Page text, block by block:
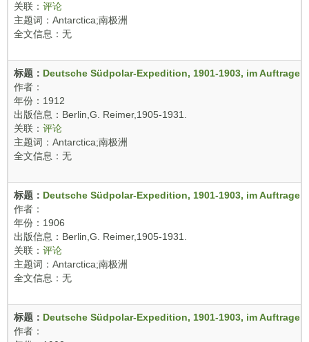
关联： 评论
主题词：Antarctica;南极洲
全文信息：无
标题： Deutsche Südpolar-Expedition, 1901-1903, im
作者：
年份：1912
出版信息：Berlin,G. Reimer,1905-1931.
关联： 评论
主题词：Antarctica;南极洲
全文信息：无
标题： Deutsche Südpolar-Expedition, 1901-1903, im
作者：
年份：1906
出版信息：Berlin,G. Reimer,1905-1931.
关联： 评论
主题词：Antarctica;南极洲
全文信息：无
标题： Deutsche Südpolar-Expedition, 1901-1903, im
作者：